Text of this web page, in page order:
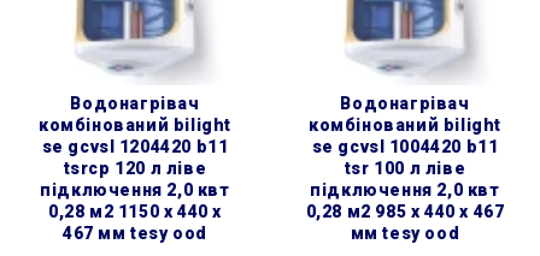
водонагрівач
комбінований bilight
se gcvsl 1204420 b11
tsrcp 120 л ліве
підключення 2,0 квт
0,28 м2 1150 x 440 x
467 мм tesy ood
водонагрівач
комбінований bilight
se gcvsl 1004420 b11
tsr 100 л ліве
підключення 2,0 квт
0,28 м2 985 x 440 x 467
мм tesy ood